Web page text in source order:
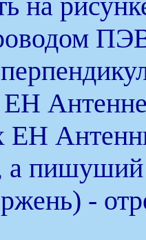
ЕН
а
-